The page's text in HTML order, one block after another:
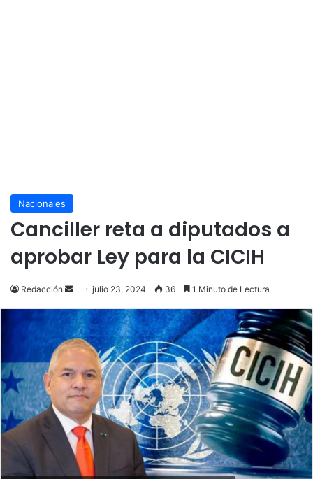
Nacionales
Canciller reta a diputados a
aprobar Ley para la CICIH
Redacción
Send
email
julio 23, 2024 36 1 Minuto de Lectura